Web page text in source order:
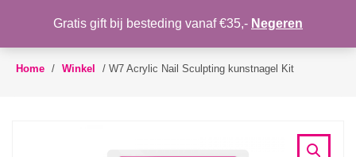
Toggle
WENSLIJST
Home / Winkel / W7 Acrylic Nail Sculpting kunstnagel Kit
Gratis gift bij besteding vanaf €35,- Negeren